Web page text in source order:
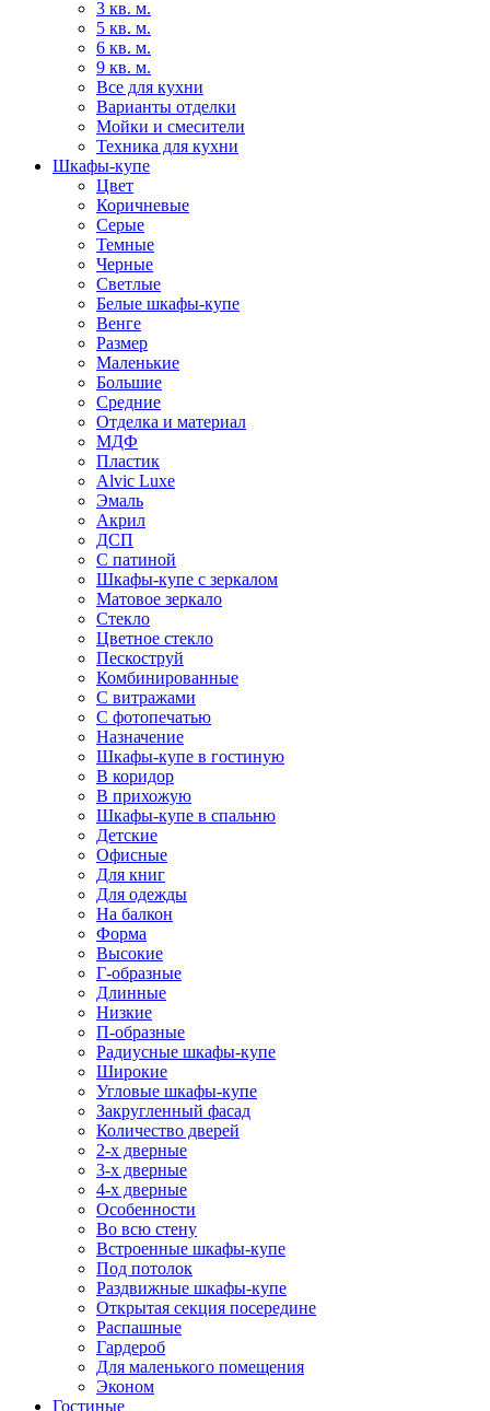
3 кв. м.
5 кв. м.
6 кв. м.
9 кв. м.
Все для кухни
Варианты отделки
Мойки и смесители
Техника для кухни
Шкафы-купе
Цвет
Коричневые
Серые
Темные
Черные
Светлые
Белые шкафы-купе
Венге
Размер
Маленькие
Большие
Средние
Отделка и материал
МДФ
Пластик
Alvic Luxe
Эмаль
Акрил
ДСП
С патиной
Шкафы-купе с зеркалом
Матовое зеркало
Стекло
Цветное стекло
Пескоструй
Комбинированные
С витражами
С фотопечатью
Назначение
Шкафы-купе в гостиную
В коридор
В прихожую
Шкафы-купе в спальню
Детские
Офисные
Для книг
Для одежды
На балкон
Форма
Высокие
Г-образные
Длинные
Низкие
П-образные
Радиусные шкафы-купе
Широкие
Угловые шкафы-купе
Закругленный фасад
Количество дверей
2-х дверные
3-х дверные
4-х дверные
Особенности
Во всю стену
Встроенные шкафы-купе
Под потолок
Раздвижные шкафы-купе
Открытая секция посередине
Распашные
Гардероб
Для маленького помещения
Эконом
Гостиные